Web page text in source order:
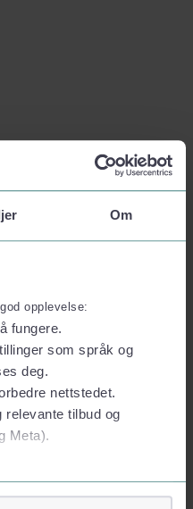
Om
opplevelse:
fungere.
som språk og
deg.
nettstedet.
relevante tilbud og
Meta).